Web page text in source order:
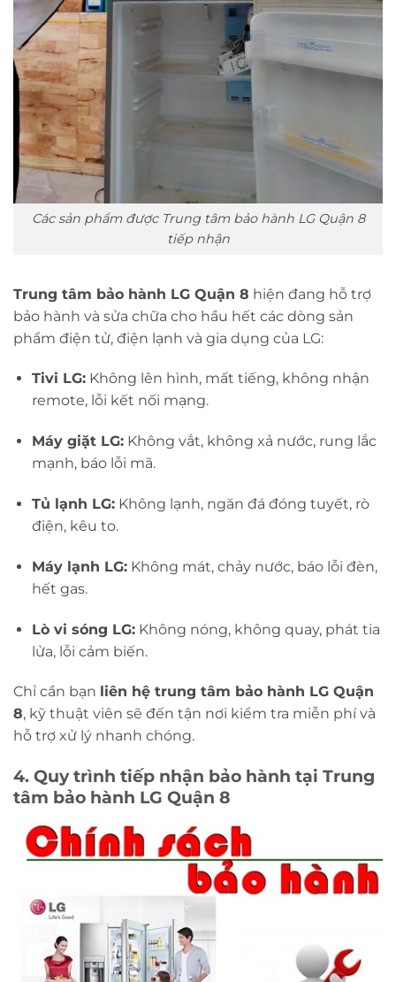
Các sản phẩm được Trung tâm bảo hành LG Quận 8
tiếp nhận
Trung tâm bảo hành LG Quận 8 hiện đang hỗ trợ
bảo hành và sửa chữa cho hầu hết các dòng sản
phẩm điện tử, điện lạnh và gia dụng của LG:
Tivi LG:Không lên hình, mất tiếng, không nhận
remote, lỗi kết nối mạng.
Máy giặt LG:Không vắt, không xả nước, rung lắc
mạnh, báo lỗi mã.
Tủ lạnh LG:Không lạnh, ngăn đá đóng tuyết, rò
điện, kêu to.
Máy lạnh LG:Không mát, chảy nước, báo lỗi đèn,
hết gas.
Lò vi sóng LG:Không nóng, không quay, phát tia
lửa, lỗi cảm biến.
Chỉ cần bạn liên hệ trung tâm bảo hành LG Quận
8, kỹ thuật viên sẽ đến tận nơi kiểm tra miễn phí và
hỗ trợ xử lý nhanh chóng.
4. Quy trình tiếp nhận bảo hành tại Trung
tâm bảo hành LG Quận 8